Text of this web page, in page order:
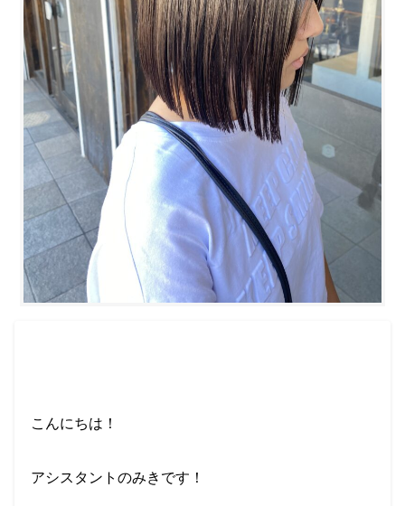
こんにちは！
アシスタントのみきです！